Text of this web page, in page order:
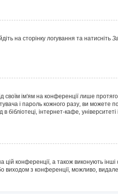
на сторінку логування та натисніть
своїм ім'ям на конференції лише
і пароль кожного разу, ви можете
інтернет-кафе, університеті
конференції, а також виконують інші
виходом з конференції, можливо,